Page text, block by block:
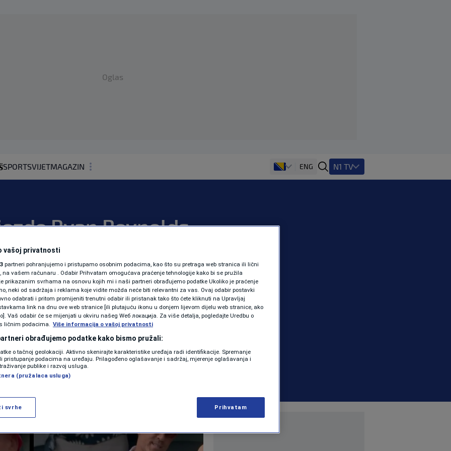
Oglas
SPORTSVIJETMAGAZIN
KOLUMNE
PODCAST
N1 SPECIJAL
FENOMENI
NEISTRAŽENO
VIRALNO
ENG N1 TV
Ryan Reynolds
na
meč BiH-Kanada
BIH NA MUNDIJALU 0 komentara
Više
vašoj privatnosti
partneri pohranjujemo i pristupamo osobnim podacima, kao što su pretraga web stranica ili lični
na vašem računaru . Odabir Prihvatam omogućava praćenje tehnologije kako bi se pružila
prikazanim svrhama na osnovu kojih mi i naši partneri obrađujemo podatke Ukoliko je praćenje
neki od sadržaja i reklama koje vidite možda neće biti relevantni za vas. Ovaj odabir postavki
odabrati i pritom promijeniti trenutni odabir ili pristanak tako što ćete kliknuti na Upravljaj
link na dnu ove web stranice [ili plutajuću ikonu u donjem lijevom dijelu web stranice, ako
Vaš odabir će se mijenjati u okviru našeg Wеб локација. Za više detalja, pogledajte Uredbu o
ličnim podacima. Više informacija o vašoj privatnosti
obrađujemo podatke kako bismo pružali:
o tačnoj geolokaciji. Aktivno skenirajte karakteristike uređaja radi identifikacije. Spremanje
pristupanje podacima na uređaju. Prilagođeno oglašavanje i sadržaj, mjerenje oglašavanja i
publike i razvoj usluga.
(pružalaca usluga)
svrhe Prihvatam